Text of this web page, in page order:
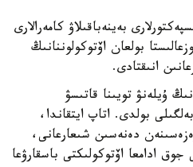
بەينەباقىلاۋ كامەرالارى
بولعان اۆتوكولوننانىڭ
انىقتادى.
ۇيلەنۋ تويىنا قاتىسۋ
بولدى. اتاپ ايتقاندا،
دەنەسىن شىعارعانى،
ادامعا اۆتوكولىكتى باسقارۋعا